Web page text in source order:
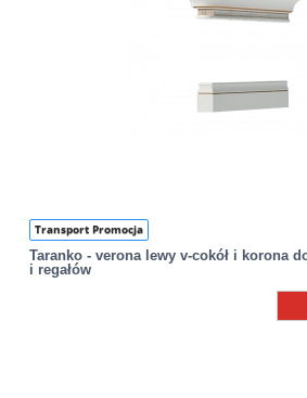
Transport Promocja
Taranko - verona lewy v-cokół i korona
i regałów